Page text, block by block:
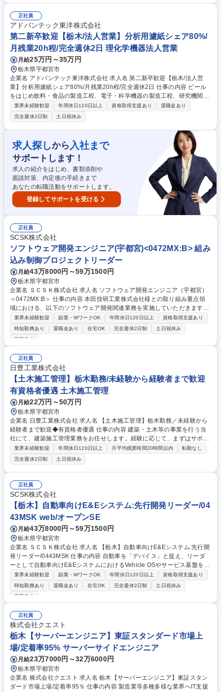
ャイル型の開発として行います。） ■デジタルサービス開発プロジェクト
のリーダー業務（数か月～1年単位のプロジェクトのリーディング） 募集
職種 デジタルサービス開発エンジニア（宇都宮）＜0454MX:B＞
正社員
アドバンテック東洋株式会社
第二新卒歓迎【栃木/法人営業】分析用濾紙シェア80%/
月残業20h程/完全週休2日 理化学機器法人営業
月給25万円～35万円
栃木県宇都宮市
企業名 アドバンテック東洋株式会社 求人名 第二新卒歓迎【栃木/法人営
業】分析用濾紙シェア80%/月残業20h程/完全週休2日 仕事の内容 ビール
をはじめ飲料・食品の製造工程、電子・科学機器の製造工程、研究機関に
とって欠かせない「濾紙」や「理化学機器」を展開する当社にて、食品や
製薬・化粧品業界に向けた自社製品の法人営業をお願いします。 ～高いシ
ェアを持っているからこそ、顧客に寄り添い提案できる面白さ～ ■国内唯
一のJIS規格を有する濾紙や科学機器等ADVANTECブランドの商材の強さ
があり、自社製品だけでなく、国内外の優良メーカー製品の取扱いにも注
力し幅広く、お客様のニーズに100％応えることが可能。 ■製品開発の根
幹となる研究室を、まるごとお預かりして設計から入り込めるなど、製品
提案にとどまらないやりがい・面白さもあります。 募集職種 第二新卒歓
迎【栃木/法人営業】分析用濾紙シェア80%/月残業20h程/完全週休2日
業界未経験歓迎 年間休日120日以上 資格取得支援あり
退職金あり
完全週休2日制
土日祝休み
求人探しから 入社まで
サポートします！
求人の紹介をはじめ、書類添削や
面談対策、内定後の手続きまで
あなたの転職活動をサポートします。
登録してサポートを受ける
正社員
SCSK株式会社
ソフトウェア開発エンジニア(宇都宮)<0472MX:B> 組み
込み制御プロジェクトリーダー
月給43万8000円～59万1500円
栃木県宇都宮市
企業名 ＳＣＳＫ株式会社 求人名 ソフトウェア開発エンジニア（宇都宮）
＜0472MX:B＞ 仕事の内容 本田技研工業株式会社様との取り組み重点領
域における、以下のソフトウェア開発関連業務を実施していただきます。
【PJ推進エンジニア（PM/PL）】ソフトウェア開発のPJ管理、及びPJ推
進・管理支援、オフショアマネジメント 【ソフトウェア開発エンジニア
（SE/PG）】 ・ソフトウェアの設計、実装、テスト（アジャイル、ウォー
ウェア開発エンジニア（SE/PG）】 ・制御ソフトウェアの設計、実装、テ
スト（MBD、MBSE）、シミュレーション検証（HILS、DILS） 募集職種
ソフトウェア開発エンジニア（宇都宮）＜0472MX:B＞
業界未経験歓迎 副業・WワークOK 年間休日120日以上
資格取得支援あり
時短勤務あり
退職金あり 在宅OK 完全週休2日制
土日祝休み
服装自由
正社員
日豊工業株式会社
【土木施工管理】栃木勤務/未経験から経験者まで歓迎
有資格者優遇 土木施工管理
月給22万円～50万円
栃木県宇都宮市
企業名 日豊工業株式会社 求人名 【土木施工管理】栃木勤務／未経験から
経験者まで歓迎◆有資格者優遇 仕事の内容 建築・土木等の事業を行う当
社にて、建築施工管理業務をお任せします。経験に応じて、まずはサポー
ト業務からスタート、または即戦力として現場の管理全般をお任せしま
す。 道路や河川、公共施設、民間施設などの土木工事における施工管理業
務です。 ■工程管理、コスト管理、品質管理、協力会社の管理 【経験・能
力に応じた業務からスタート】 経験者には実績に応じた現場を即戦力とし
てお任せし、未経験者には写真整理や書類準備等の補助から指導します。
※施工管理および補助業務のみであり、現場での建設実作業は一切行いま
せん。 【業務内容の変更の範囲】当社の指定する業務 募集職種 【土木施
工管理】栃木勤務／未経験から経験者まで歓迎◆有資格者優遇
業界未経験歓迎 年間休日120日以上 月平均残業時間20時間以内
転勤なし
完全週休2日制
土日祝休み
正社員
SCSK株式会社
【栃木】自動車向けE&Eシステム:先行開発リーダー/04
43MSK web/オープンSE
月給43万8000円～59万1500円
栃木県宇都宮市
企業名 ＳＣＳＫ株式会社 求人名 【栃木】自動車向けE&Eシステム:先行開
発リーダー/0443MSK 仕事の内容 自動車を「デバイス」と捉え、リーダ
ーとして自動車向けE&EシステムにおけるVehicle OSやサービス基盤を設
計をご担当いただきます。Web業界やバックエンド領域の知見を応用し、
新たなモビリティサービスの実現に貢献します。 【具体的な業務内容】 ■
車載向け基盤システム（Vehicle OS、ミドルウェア層）の設計・検討 ■AP
用いたシステムアーキテクチャ設計 ■顧客と協働し、未知の技術課題に対
する解決策を提案 募集職種 【栃木】自動車向けE&Eシステム:先行開発リ
ーダー/0443MSK
業界未経験歓迎 副業・WワークOK 年間休日120日以上
資格取得支援あり
時短勤務あり
退職金あり 在宅OK 完全週休2日制
土日祝休み
服装自由
正社員
株式会社クエスト
栃木【サーバーエンジニア】東証スタンダード市場上
場/定着率95% サーバーサイドエンジニア
月給23万7000円～32万6000円
栃木県宇都宮市
企業名 株式会社クエスト 求人名 栃木【サーバーエンジニア】東証スタン
ダード市場上場/定着率95％ 仕事の内容 製造業等多種多様な業界へIT支援